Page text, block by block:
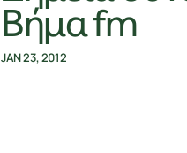
Βήμα fm
JAN 23, 2012